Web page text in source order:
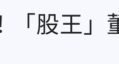
股王」